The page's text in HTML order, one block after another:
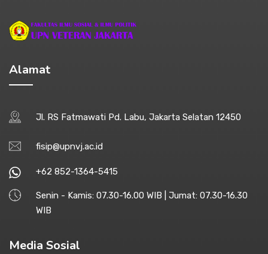
Alamat
Jl. RS Fatmawati Pd. Labu, Jakarta Selatan 12450
fisip@upnvj.ac.id
+62 852-1364-5415
Senin - Kamis: 07.30-16.00 WIB | Jumat: 07.30-16.30
WIB
Media Sosial